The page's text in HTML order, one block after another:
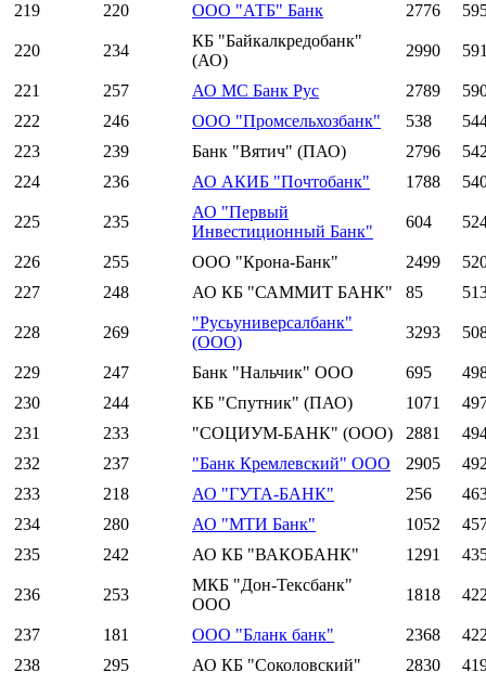
219
220 ООО "АТБ" Банк 2776
220 234
КБ "Байкалкредобанк"
(АО)
2990
221 257 АО МС Банк Рус 2789
222
246 ООО "Промсельхозбанк" 538
223
239 Банк "Вятич" (ПАО) 2796
224
236 АО АКИБ "Почтобанк" 1788
225 235
АО "Первый
Инвестиционный Банк"
604
226 255 ООО "Крона-Банк" 2499
227
248 АО КБ "САММИТ БАНК" 85
228 269
"Русьуниверсалбанк"
(ООО)
3293
229 247 Банк "Нальчик" ООО 695
230
244 КБ "Спутник" (ПАО) 1071
231
233 "СОЦИУМ-БАНК" (ООО) 2881
232
237 "Банк Кремлевский" ООО 2905
233
218 АО "ГУТА-БАНК" 256
234
280 АО "МТИ Банк" 1052
235
242 АО КБ "ВАКОБАНК" 1291
236 253
МКБ "Дон-Тексбанк"
ООО
1818
237 181 ООО "Бланк банк" 2368
238
295 АО КБ "Соколовский" 2830